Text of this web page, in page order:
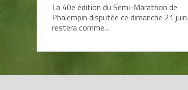
La 40e édition du Semi-Marathon de
Phalempin disputée ce dimanche 21 juin
restera comme...